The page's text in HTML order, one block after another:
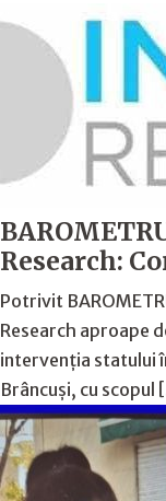
Research:
Potrivit
Research aproape
intervenția statului
Brâncuși, cu